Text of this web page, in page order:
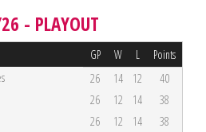
- PLAYOUT
GP W L Points
26 14 12
40
26 12 14
38
26 12 14
38